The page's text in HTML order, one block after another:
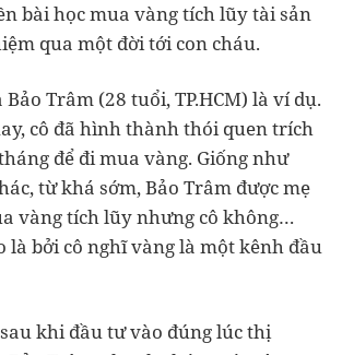
bài học mua vàng tích lũy tài sản
qua một đời tới con cháu.
Trâm (28 tuổi, TP.HCM) là ví dụ.
cô đã hình thành thói quen trích
để đi mua vàng. Giống như
từ khá sớm, Bảo Trâm được mẹ
vàng tích lũy nhưng cô không…
là bởi cô nghĩ vàng là một kênh đầu
khi đầu tư vào đúng lúc thị